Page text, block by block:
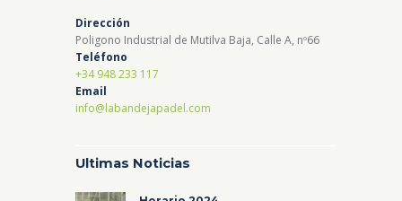
Dirección
Poligono Industrial de Mutilva Baja, Calle A, nº66
Teléfono
+34 948 233 117
Email
info@labandejapadel.com
Ultimas Noticias